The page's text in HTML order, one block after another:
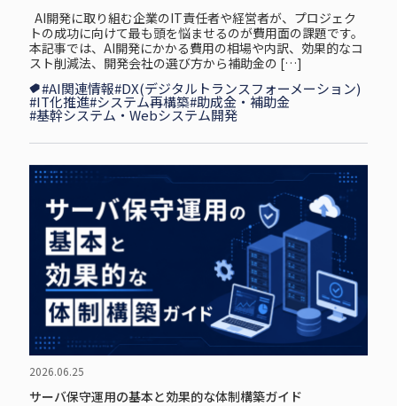
AI開発に取り組む企業のIT責任者や経営者が、プロジェク
トの成功に向けて最も頭を悩ませるのが費用面の課題です。
本記事では、AI開発にかかる費用の相場や内訳、効果的なコ
スト削減法、開発会社の選び方から補助金の […]
#AI関連情報#DX(デジタルトランスフォーメーション)
#IT化推進#システム再構築#助成金・補助金
#基幹システム・Webシステム開発
2026.06.25
サーバ保守運用の基本と効果的な体制構築ガイド